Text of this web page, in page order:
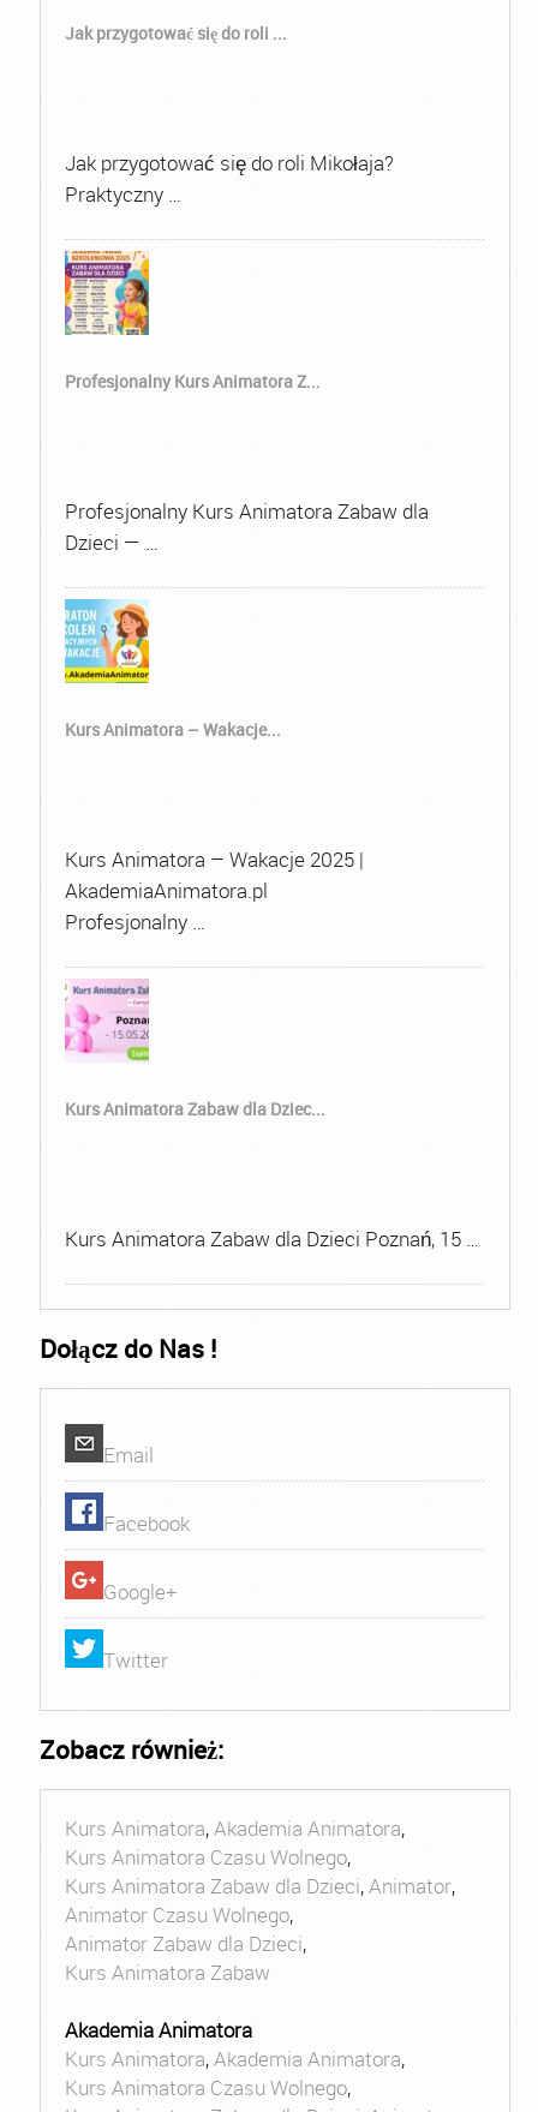
Jak przygotować się do roli ...
Jak przygotować się do roli Mikołaja?
Praktyczny …
Profesjonalny Kurs Animatora Z...
Profesjonalny Kurs Animatora Zabaw dla
Dzieci — …
Kurs Animatora – Wakacje...
Kurs Animatora – Wakacje 2025 |
AkademiaAnimatora.pl
Profesjonalny …
Kurs Animatora Zabaw dla Dziec...
Kurs Animatora Zabaw dla Dzieci Poznań, 15 …
Dołącz do Nas !
Email
Facebook
Google+
Twitter
Zobacz również:
Kurs Animatora,Akademia Animatora,
Kurs Animatora Czasu Wolnego,
Kurs Animatora Zabaw dla Dzieci,Animator,
Animator Czasu Wolnego,
Animator Zabaw dla Dzieci,
Kurs Animatora Zabaw
Akademia Animatora
Kurs Animatora,Akademia Animatora,
Kurs Animatora Czasu Wolnego,